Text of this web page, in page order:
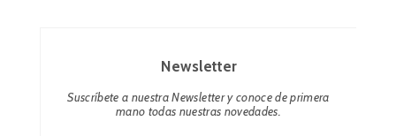
Newsletter
Suscríbete a nuestra Newsletter y conoce de primera
mano todas nuestras novedades.